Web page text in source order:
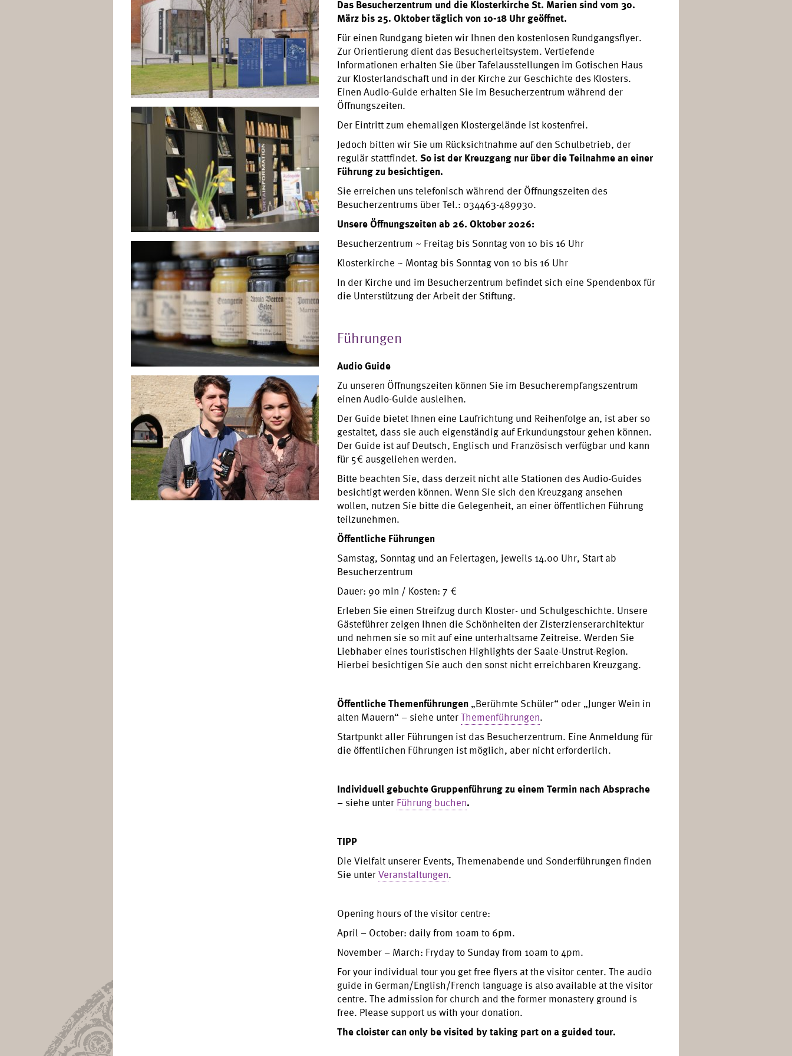
Das Besucherzentrum und die Klosterkirche St. Marien sind vom 30.
März bis 25. Oktober täglich von 10-18 Uhr geöffnet.
Für einen Rundgang bieten wir Ihnen den kostenlosen Rundgangsflyer.
Zur Orientierung dient das Besucherleitsystem. Vertiefende
Informationen erhalten Sie über Tafelausstellungen im Gotischen Haus
zur Klosterlandschaft und in der Kirche zur Geschichte des Klosters.
Einen Audio-Guide erhalten Sie im Besucherzentrum während der
Öffnungszeiten.
Der Eintritt zum ehemaligen Klostergelände ist kostenfrei.
Jedoch bitten wir Sie um Rücksichtnahme auf den Schulbetrieb, der
regulär stattfindet. So ist der Kreuzgang nur über die Teilnahme an einer
Führung zu besichtigen.
Sie erreichen uns telefonisch während der Öffnungszeiten des
Besucherzentrums über Tel.: 034463-489930.
Unsere Öffnungszeiten ab 26. Oktober 2026:
Besucherzentrum ~ Freitag bis Sonntag von 10 bis 16 Uhr
Klosterkirche ~ Montag bis Sonntag von 10 bis 16 Uhr
In der Kirche und im Besucherzentrum befindet sich eine Spendenbox für
die Unterstützung der Arbeit der Stiftung.
Führungen
Audio Guide
Zu unseren Öffnungszeiten können Sie im Besucherempfangszentrum
einen Audio-Guide ausleihen.
Der Guide bietet Ihnen eine Laufrichtung und Reihenfolge an, ist aber so
gestaltet, dass sie auch eigenständig auf Erkundungstour gehen können.
Der Guide ist auf Deutsch, Englisch und Französisch verfügbar und kann
für 5€ ausgeliehen werden.
Bitte beachten Sie, dass derzeit nicht alle Stationen des Audio-Guides
besichtigt werden können. Wenn Sie sich den Kreuzgang ansehen
wollen, nutzen Sie bitte die Gelegenheit, an einer öffentlichen Führung
teilzunehmen.
Öffentliche Führungen
Samstag, Sonntag und an Feiertagen, jeweils 14.00 Uhr, Start ab
Besucherzentrum
Dauer: 90 min / Kosten: 7 €
Erleben Sie einen Streifzug durch Kloster- und Schulgeschichte. Unsere
Gästeführer zeigen Ihnen die Schönheiten der Zisterzienserarchitektur
und nehmen sie so mit auf eine unterhaltsame Zeitreise. Werden Sie
Liebhaber eines touristischen Highlights der Saale-Unstrut-Region.
Hierbei besichtigen Sie auch den sonst nicht erreichbaren Kreuzgang.
Öffentliche Themenführungen „Berühmte Schüler“ oder „Junger Wein in
alten Mauern“ – siehe unterThemenführungen.
Startpunkt aller Führungen ist das Besucherzentrum. Eine Anmeldung für
die öffentlichen Führungen ist möglich, aber nicht erforderlich.
Individuell gebuchte Gruppenführung zu einem Termin nach Absprache
– siehe unter Führung buchen.
TIPP
Die Vielfalt unserer Events, Themenabende und Sonderführungen finden
Sie unterVeranstaltungen.
Opening hours of the visitor centre:
April – October: daily from 10am to 6pm.
November – March: Fryday to Sunday from 10am to 4pm.
For your individual tour you get free flyers at the visitor center. The audio
guide in German/English/French language is also available at the visitor
centre. The admission for church and the former monastery ground is
free. Please support us with your donation.
The cloister can only be visited by taking part on a guided tour.